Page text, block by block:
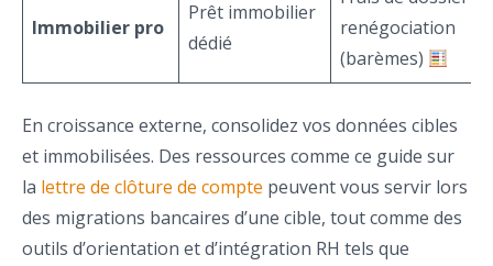
Immobilier pro
Prêt immobilier
dédié
renégociation
(barèmes)
En croissance externe, consolidez vos données cibles
et immobilisées. Des ressources comme ce guide sur
la lettre de clôture de compte peuvent vous servir lors
des migrations bancaires d’une cible, tout comme des
outils d’orientation et d’intégration RH tels que